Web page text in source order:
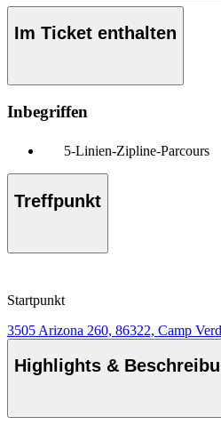
Im Ticket enthalten
Inbegriffen
5-Linien-Zipline-Parcours
Treffpunkt
Startpunkt
3505 Arizona 260, 86322, Camp
Highlights &